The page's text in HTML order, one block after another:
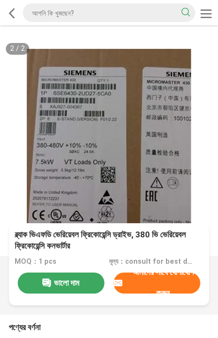
2/ 2
ব্ল্যাক ভিএফডি ভেরিয়েবল ফ্রিকোয়েন্সি ড্রাইভ, 380 ভি ভেরিয়েবল
ফ্রিকোয়েন্সি কনভার্টার
MOQ：1 pcs মূল্য：consult for best discount
ভালো দাম
আমাদের সাথে যোগাযোগ
করুন
পণ্যের বর্ণনা